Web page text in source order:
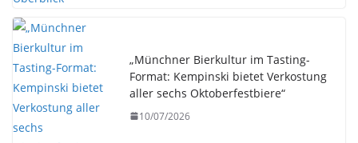
„Münchner Bierkultur im Tasting-
Format: Kempinski bietet Verkostung
aller sechs Oktoberfestbiere“
10/07/2026